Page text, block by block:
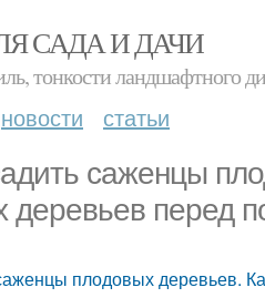
САДА И ДАЧИ
тонкости ландшафтного
новости статьи
саженцы
перед
плодовых деревьев.